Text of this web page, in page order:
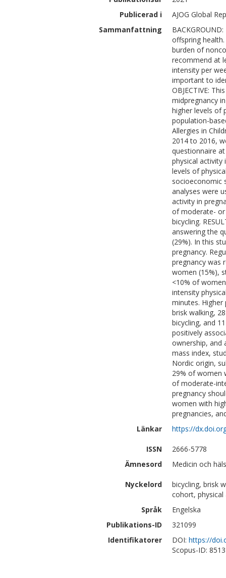
Publicerad i
AJOG Global
Sammanfattning
offspring
burden of
recommend at
intensity per
important to
OBJECTIVE:
midpregnancy
higher levels of
population-
Allergies in
2014 to 2016,
questionnaire
physical
levels of
socioeconomic
analyses were
activity in
of moderate- or
bicycling.
answering the
(29%). In this
pregnancy.
pregnancy was
women (15%),
<10% of
intensity
minutes. Higher
brisk walking,
bicycling, and
positively
ownership, and
mass index,
Nordic origin,
29% of women
of moderate-
pregnancy
women with
pregnancies,
Länkar
https://
ISSN
2666-5778
Ämnesord
Medicin och
Nyckelord
bicycling, brisk
cohort,
Språk
Engelska
Publikations-ID
321099
Identifikatorer
DOI: https://
Scopus-ID: